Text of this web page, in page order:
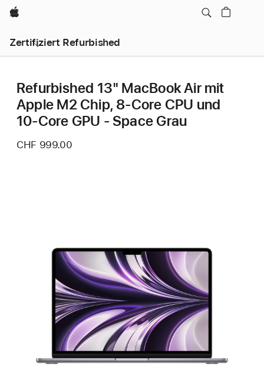
Apple
Zertifiziert Refurbished
Refurbished 13" MacBook Air mit
Apple M2 Chip, 8‑Core CPU und
10‑Core GPU - Space Grau
CHF 999.00